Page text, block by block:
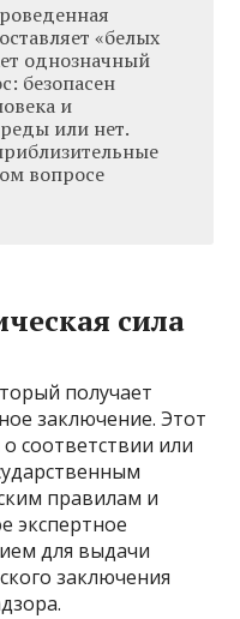
«белых
однозначный
безопасен
и
или нет.
вопросе
сила
получает
заключение. Этот
соответствии или
правилам и
экспертное
для выдачи
заключения